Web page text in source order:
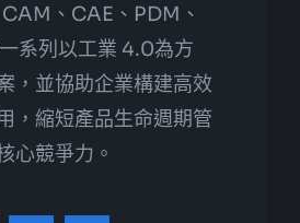
、CAE、PDM、
系列以工業 4.0為方
，並協助企業構建高效
，縮短產品生命週期管
心競爭力。